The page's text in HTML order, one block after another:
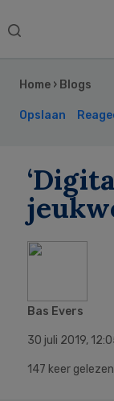
Search
Home › Blogs
Opslaan
Bas Evers
30 juli 2019,
147 keer gelezen
Sidebar